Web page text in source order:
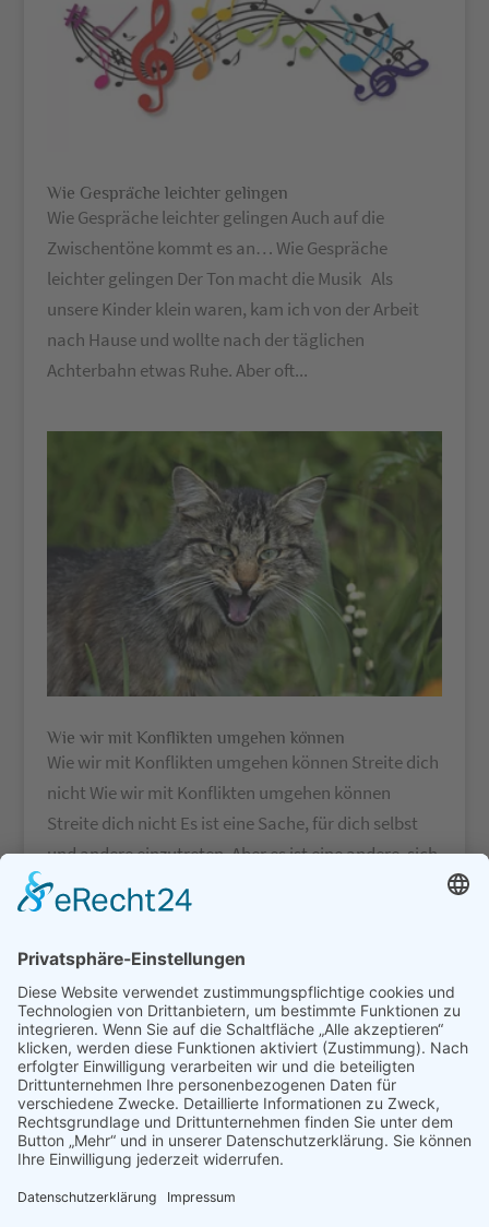
Wie Gespräche leichter gelingen
Wie Gespräche leichter gelingen Auch auf die
Zwischentöne kommt es an… Wie Gespräche
leichter gelingen Der Ton macht die Musik Als
unsere Kinder klein waren, kam ich von der Arbeit
nach Hause und wollte nach der täglichen
Achterbahn etwas Ruhe. Aber oft...
Wie wir mit Konflikten umgehen können
Wie wir mit Konflikten umgehen können Streite dich
nicht Wie wir mit Konflikten umgehen können
Streite dich nicht Es ist eine Sache, für dich selbst
und andere einzutreten. Aber es ist eine andere, sich
in Auseinandersetzungen, Aggressivität und Zank –
mit einem Wort,...
« Ältere Einträge
Neueste Beiträge
App-Seite 1
Schätze die positiven Dinge, die aus dem Nichts
entstehen